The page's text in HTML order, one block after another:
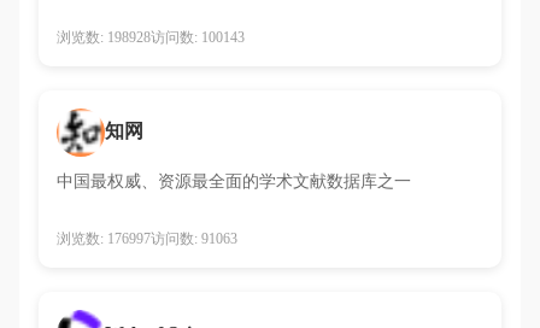
浏览数: 198928访问数: 100143
知网
中国最权威、资源最全面的学术文献数据库之一
浏览数: 176997访问数: 91063